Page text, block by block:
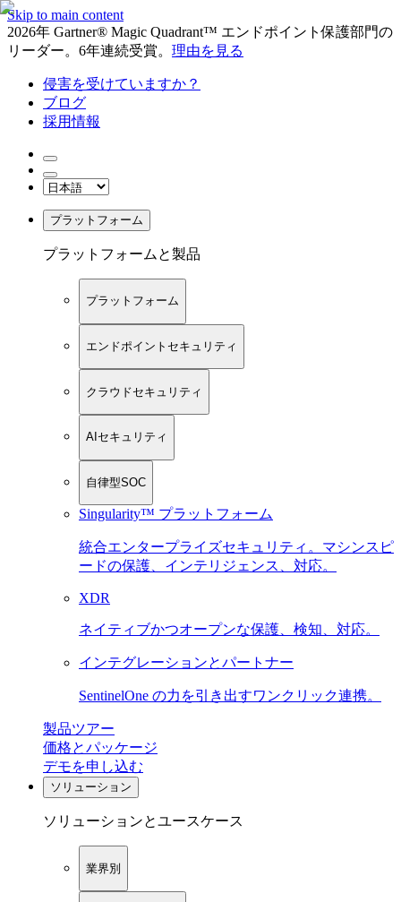
Skip to main content
2026年 Gartner® Magic Quadrant™ エンドポイント保護部門の
リーダー。6年連続受賞。 理由を見る
侵害を受けていますか？
ブログ
採用情報
プラットフォーム
プラットフォームと製品
プラットフォーム
エンドポイントセキュリティ
クラウドセキュリティ
AIセキュリティ
自律型SOC
Singularity™ プラットフォーム
統合エンタープライズセキュリティ。マシンスピ
ードの保護、インテリジェンス、対応。
XDR
ネイティブかつオープンな保護、検知、対応。
インテグレーションとパートナー
SentinelOne の力を引き出すワンクリック連携。
製品ツアー
価格とパッケージ
デモを申し込む
ソリューション
ソリューションとユースケース
業界別